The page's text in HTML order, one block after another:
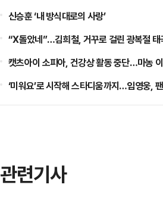
신승훈 ‘내 방식대로의 사랑’
“X돌았네”…김희철, 거꾸로 걸린 광복절 태
캣츠아이 소피아, 건강상 활동 중단…마농
‘미워요’로 시작해 스타디움까지…임영웅,
관련기사